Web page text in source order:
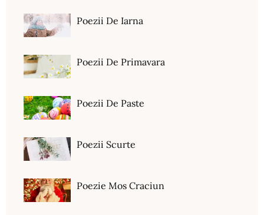
Poezii De Iarna
Poezii De Primavara
Poezii De Paste
Poezii Scurte
Poezie Mos Craciun